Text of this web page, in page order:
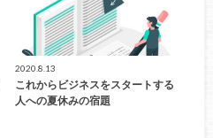
2020.8.13
これからビジネスをスタートする
人への夏休みの宿題